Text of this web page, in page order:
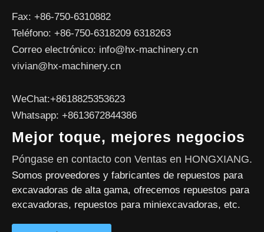
Fax: +86-750-6310882
Teléfono: +86-750-6318209 6318263
Correo electrónico: info@hx-machinery.cn
vivian@hx-machinery.cn
WeChat:+8618825353623
Whatsapp: +8613672844386
Mejor toque, mejores negocios
Póngase en contacto con Ventas en HONGXIANG.
Somos proveedores y fabricantes de repuestos para
excavadoras de alta gama, ofrecemos repuestos para
excavadoras, repuestos para miniexcavadoras, etc.